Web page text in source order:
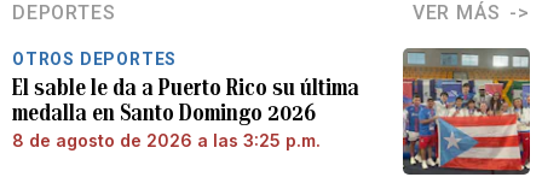
DEPORTES VER MÁS
OTROS DEPORTES
El sable le da a Puerto Rico su última
medalla en Santo Domingo 2026
8 de agosto de 2026 a las 3:25 p.m.